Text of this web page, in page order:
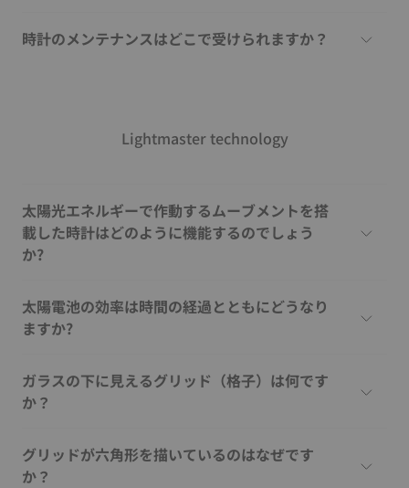
時計のメンテナンスはどこで受けられますか？
Lightmaster technology
太陽光エネルギーで作動するムーブメントを搭
載した時計はどのように機能するのでしょう
か?
太陽電池の効率は時間の経過とともにどうなり
ますか?
ガラスの下に見えるグリッド（格子）は何です
か？
グリッドが六角形を描いているのはなぜです
か？